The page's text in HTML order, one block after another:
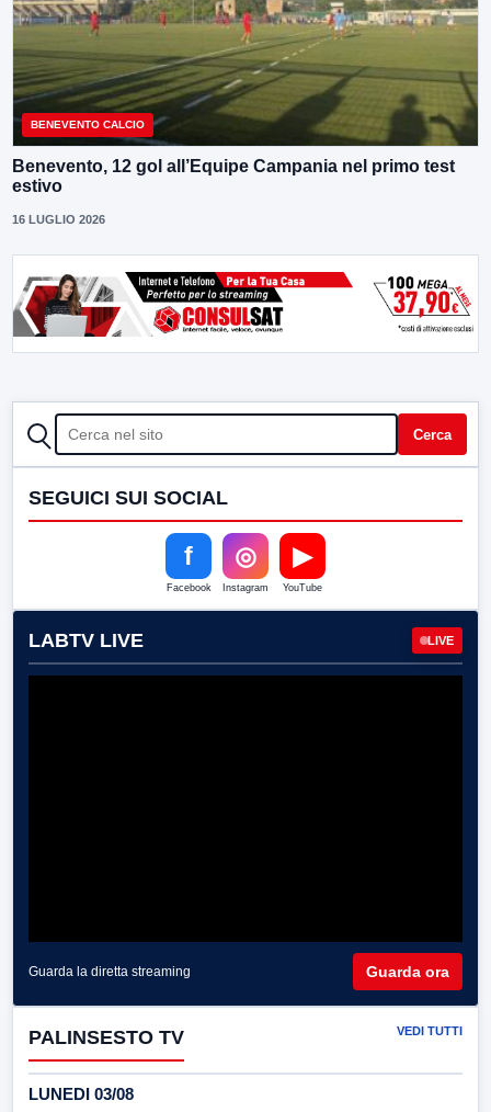
BENEVENTO CALCIO
Benevento, 12 gol all’Equipe Campania nel primo test
estivo
16 LUGLIO 2026
CERCA Cerca
SEGUICI SUI SOCIAL
f
Facebook
◎
Instagram
▶
YouTube
LABTV LIVE LIVE
Guarda la diretta streaming Guarda ora
PALINSESTO TV VEDI TUTTI
LUNEDI 03/08